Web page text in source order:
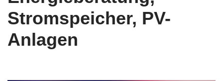
Stromspeicher, PV-
Anlagen